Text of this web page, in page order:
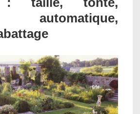
automatique,